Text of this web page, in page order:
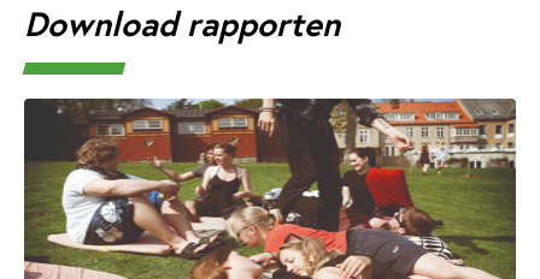
Download rapporten